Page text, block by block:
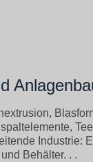
Industrie:
Behälter. . .